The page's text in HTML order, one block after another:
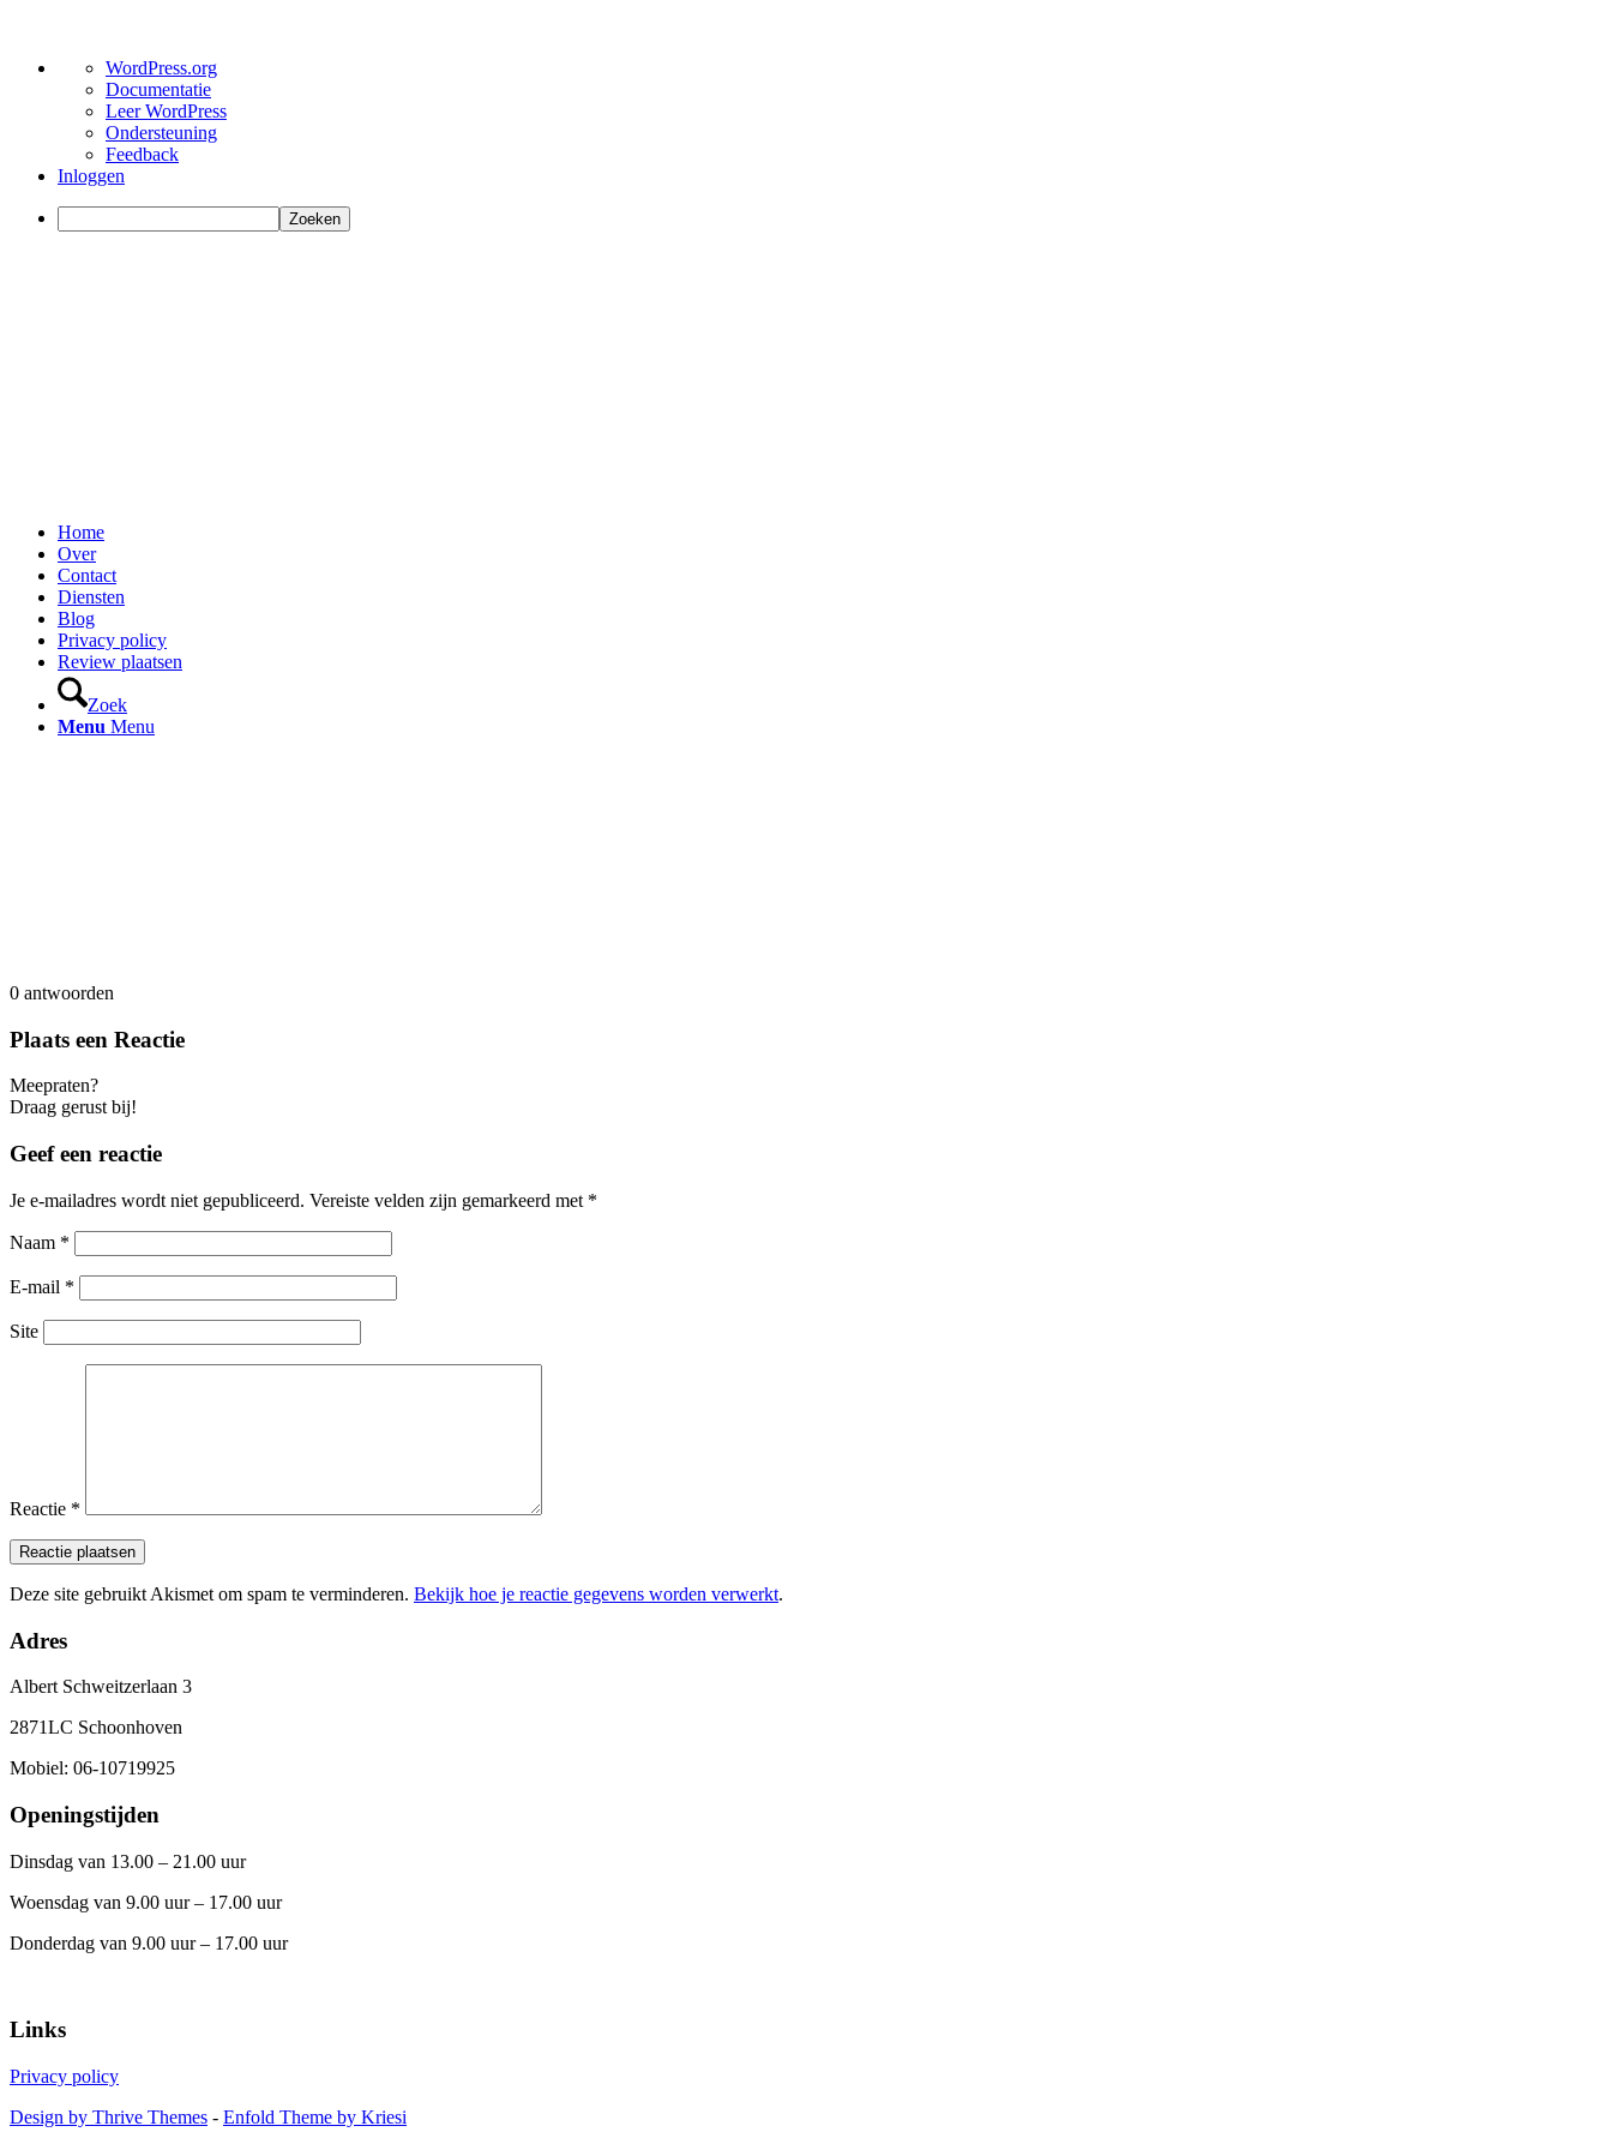
Over
WordPress
WordPress.org
Documentatie
Leer WordPress
Ondersteuning
Feedback
Inloggen
Zoeken
Home
Over
Contact
Diensten
Blog
Privacy policy
Review plaatsen
Zoek
Menu Menu
0 antwoorden
Plaats een Reactie
Meepraten?
Draag gerust bij!
Geef een reactie
Je e-mailadres wordt niet gepubliceerd. Vereiste velden zijn gemarkeerd met *
Naam *
E-mail *
Site
Reactie *
Deze site gebruikt Akismet om spam te verminderen. Bekijk hoe je reactie gegevens worden verwerkt.
Adres
Albert Schweitzerlaan 3
2871LC Schoonhoven
Mobiel: 06-10719925
Openingstijden
Dinsdag van 13.00 – 21.00 uur
Woensdag van 9.00 uur – 17.00 uur
Donderdag van 9.00 uur – 17.00 uur
Links
Privacy policy
Design by Thrive Themes - Enfold Theme by Kriesi